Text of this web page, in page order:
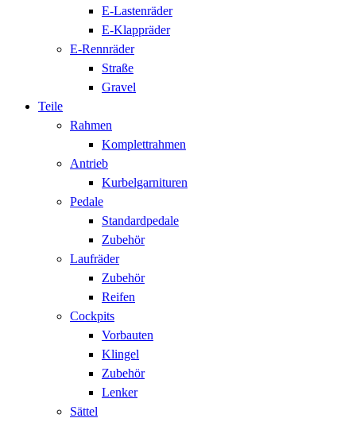
E-Lastenräder
E-Klappräder
E-Rennräder
Straße
Gravel
Teile
Rahmen
Komplettrahmen
Antrieb
Kurbelgarnituren
Pedale
Standardpedale
Zubehör
Laufräder
Zubehör
Reifen
Cockpits
Vorbauten
Klingel
Zubehör
Lenker
Sättel